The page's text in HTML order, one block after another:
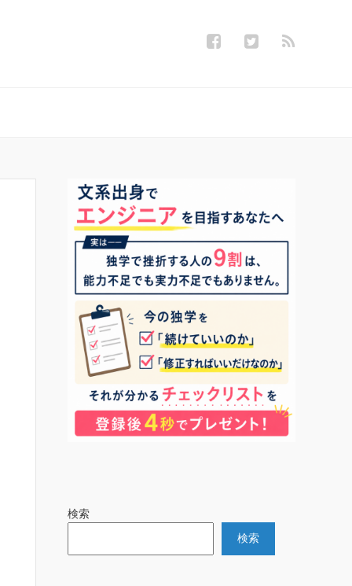
検索
検索